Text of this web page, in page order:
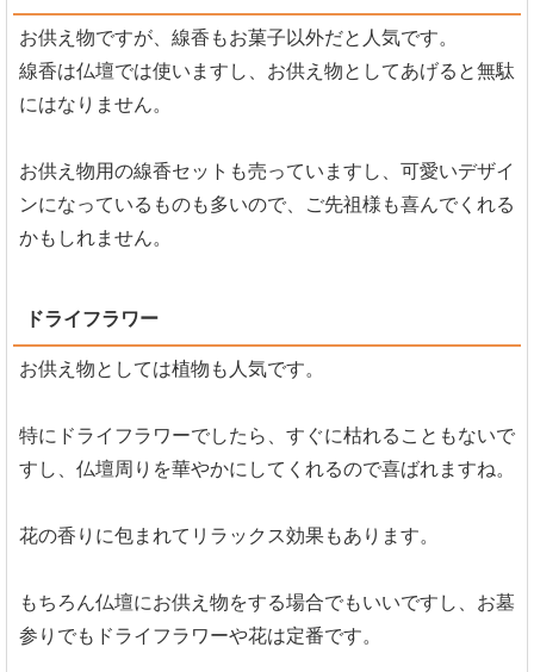
お供え物ですが、線香もお菓子以外だと人気です。
線香は仏壇では使いますし、お供え物としてあげると無駄
にはなりません。
お供え物用の線香セットも売っていますし、可愛いデザイ
ンになっているものも多いので、ご先祖様も喜んでくれる
かもしれません。
ドライフラワー
お供え物としては植物も人気です。
特にドライフラワーでしたら、すぐに枯れることもないで
すし、仏壇周りを華やかにしてくれるので喜ばれますね。
花の香りに包まれてリラックス効果もあります。
もちろん仏壇にお供え物をする場合でもいいですし、お墓
参りでもドライフラワーや花は定番です。